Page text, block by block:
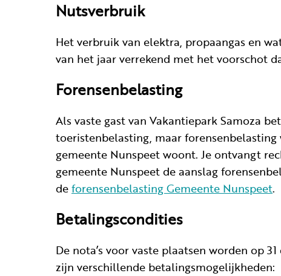
Nutsverbruik
Het verbruik van elektra, propaangas en
van het jaar verrekend met het voorschot
Forensenbelasting
Als vaste gast van Vakantiepark Samoza
toeristenbelasting, maar
gemeente Nunspeet woont. Je ontvangt
gemeente Nunspeet de aanslag
deforensenbelasting Gemeente Nunspeet.
Betalingscondities
De nota’s voor vaste plaatsen worden op
zijn verschillende betalingsmogelijkheden: